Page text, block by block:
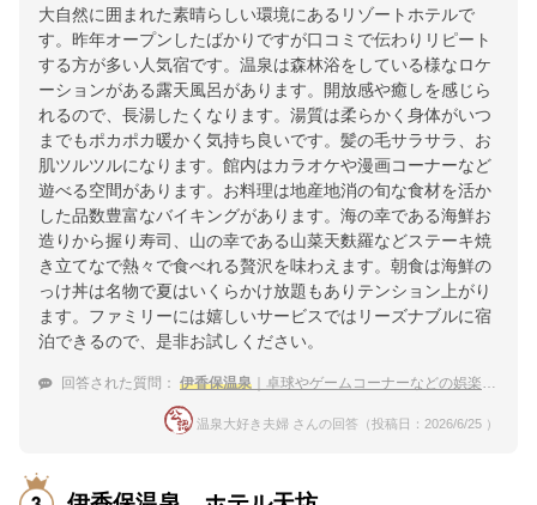
大自然に囲まれた素晴らしい環境にあるリゾートホテルで
す。昨年オープンしたばかりですが口コミで伝わりリピート
する方が多い人気宿です。温泉は森林浴をしている様なロケ
ーションがある露天風呂があります。開放感や癒しを感じら
れるので、長湯したくなります。湯質は柔らかく身体がいつ
までもポカポカ暖かく気持ち良いです。髪の毛サラサラ、お
肌ツルツルになります。館内はカラオケや漫画コーナーなど
遊べる空間があります。お料理は地産地消の旬な食材を活か
した品数豊富なバイキングがあります。海の幸である海鮮お
造りから握り寿司、山の幸である山菜天麩羅などステーキ焼
き立てなで熱々で食べれる贅沢を味わえます。朝食は海鮮の
っけ丼は名物で夏はいくらかけ放題もありテンション上がり
ます。ファミリーには嬉しいサービスではリーズナブルに宿
泊できるので、是非お試しください。
回答された質問： 伊香保温泉 ｜卓球やゲームコーナーなどの娯楽あり！6月の家族旅行にオススメの宿は？
温泉大好き夫婦 さんの回答（投稿日：2026/6/25 ）